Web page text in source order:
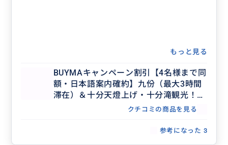
もっと見る
BUYMAキャンペーン割引【4名様まで同
額・日本語案内確約】九份（最大3時間
滞在）＆十分天燈上げ・十分滝観光！セ
ダンで行く貸切7時間ツアー（士林夜
クチコミの商品を見る
参考になった 3